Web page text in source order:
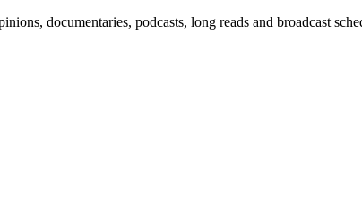
documentaries, podcasts, long reads and broadcast